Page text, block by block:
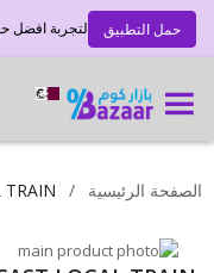
حمل التطبيق لتجربة افضل
الصفحة الرئيسية TRAIN
انتقل